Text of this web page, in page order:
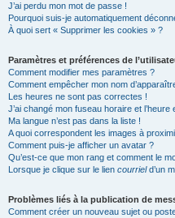
J’ai perdu mon mot de passe !
Pourquoi suis-je automatiquement
À quoi sert « Supprimer les cookies » ?
Paramètres et préférences de
Comment modifier mes paramètres ?
Comment empêcher mon nom
Les heures ne sont pas correctes !
J’ai changé mon fuseau horaire et
Ma langue n’est pas dans la liste !
A quoi correspondent les images à
Comment puis-je afficher un avatar ?
Qu’est-ce que mon rang et comment le
Lorsque je clique sur le lien courrield’un
Problèmes liés à la publication de
Comment créer un nouveau sujet ou